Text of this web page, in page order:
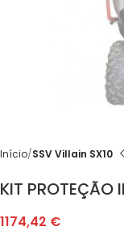
Início SSV Villain SX10
KIT PROTEÇÃO
1174,42 €